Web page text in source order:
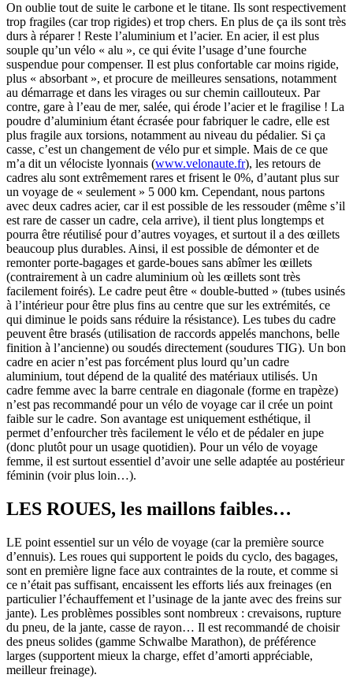
On oublie tout de suite le carbone et le titane. Ils sont respectivement
trop fragiles (car trop rigides) et trop chers. En plus de ça ils sont très
durs à réparer ! Reste l’aluminium et l’acier. En acier, il est plus
souple qu’un vélo « alu », ce qui évite l’usage d’une fourche
suspendue pour compenser. Il est plus confortable car moins rigide,
plus « absorbant », et procure de meilleures sensations, notamment
au démarrage et dans les virages ou sur chemin caillouteux. Par
contre, gare à l’eau de mer, salée, qui érode l’acier et le fragilise ! La
poudre d’aluminium étant écrasée pour fabriquer le cadre, elle est
plus fragile aux torsions, notamment au niveau du pédalier. Si ça
casse, c’est un changement de vélo pur et simple. Mais de ce que
m’a dit un vélociste lyonnais (www.velonaute.fr), les retours de
cadres alu sont extrêmement rares et frisent le 0%, d’autant plus sur
un voyage de « seulement » 5 000 km. Cependant, nous partons
avec deux cadres acier, car il est possible de les ressouder (même s’il
est rare de casser un cadre, cela arrive), il tient plus longtemps et
pourra être réutilisé pour d’autres voyages, et surtout il a des œillets
beaucoup plus durables. Ainsi, il est possible de démonter et de
remonter porte-bagages et garde-boues sans abîmer les œillets
(contrairement à un cadre aluminium où les œillets sont très
facilement foirés). Le cadre peut être « double-butted » (tubes usinés
à l’intérieur pour être plus fins au centre que sur les extrémités, ce
qui diminue le poids sans réduire la résistance). Les tubes du cadre
peuvent être brasés (utilisation de raccords appelés manchons, belle
finition à l’ancienne) ou soudés directement (soudures TIG). Un bon
cadre en acier n’est pas forcément plus lourd qu’un cadre
aluminium, tout dépend de la qualité des matériaux utilisés. Un
cadre femme avec la barre centrale en diagonale (forme en trapèze)
n’est pas recommandé pour un vélo de voyage car il crée un point
faible sur le cadre. Son avantage est uniquement esthétique, il
permet d’enfourcher très facilement le vélo et de pédaler en jupe
(donc plutôt pour un usage quotidien). Pour un vélo de voyage
femme, il est surtout essentiel d’avoir une selle adaptée au postérieur
féminin (voir plus loin…).
LES ROUES, les maillons faibles…
LE point essentiel sur un vélo de voyage (car la première source
d’ennuis). Les roues qui supportent le poids du cyclo, des bagages,
sont en première ligne face aux contraintes de la route, et comme si
ce n’était pas suffisant, encaissent les efforts liés aux freinages (en
particulier l’échauffement et l’usinage de la jante avec des freins sur
jante). Les problèmes possibles sont nombreux : crevaisons, rupture
du pneu, de la jante, casse de rayon… Il est recommandé de choisir
des pneus solides (gamme Schwalbe Marathon), de préférence
larges (supportent mieux la charge, effet d’amorti appréciable,
meilleur freinage).